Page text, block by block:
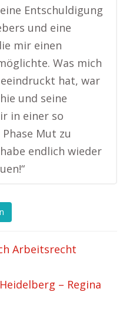
Entschuldigung
und eine
mir einen
Was mich
hat, war
und seine
in einer so
Mut zu
endlich wieder
Arbeitsrecht
– Regina